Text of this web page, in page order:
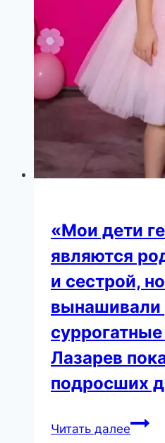
«Мои дети
являются
и сестрой,
вынашивали
Лазарев
подросших
Читать далее«Мои